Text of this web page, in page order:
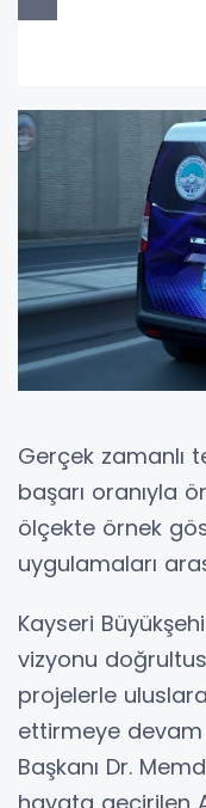
Gerçek zamanlı
başarı oranıyla
ölçekte örnek
uygulamaları
Kayseri
vizyonu
projelerle
ettirmeye devam
Başkanı Dr.